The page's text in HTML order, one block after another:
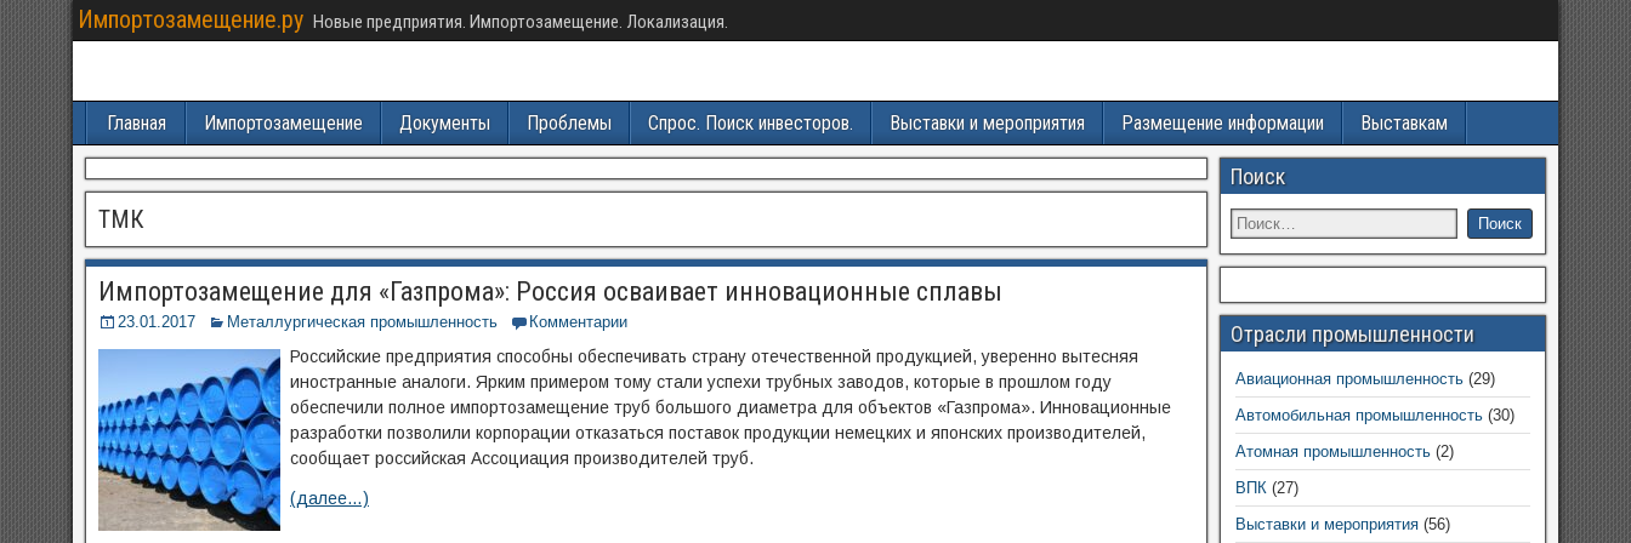
Импортозамещение.ру Новые предприятия. Импортозамещение. Локализация.
Главная Импортозамещение Документы Проблемы Спрос. Поиск инвесторов. Выставки и мероприятия Размещение информации Выставкам
ТМК
Импортозамещение для «Газпрома»: Россия осваивает инновационные сплавы
23.01.2017 Металлургическая промышленность Комментарии
Российские предприятия способны обеспечивать страну отечественной продукцией, уверенно вытесняя
иностранные аналоги. Ярким примером тому стали успехи трубных заводов, которые в прошлом году
обеспечили полное импортозамещение труб большого диаметра для объектов «Газпрома». Инновационные
разработки позволили корпорации отказаться поставок продукции немецких и японских производителей,
сообщает российская Ассоциация производителей труб.
(далее…)
Поиск
Отрасли промышленности
Авиационная промышленность(29)
Автомобильная промышленность(30)
Атомная промышленность(2)
ВПК(27)
Выставки и мероприятия(56)